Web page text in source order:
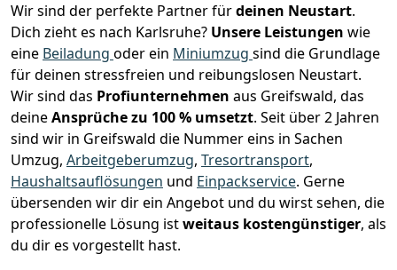
Wir sind der perfekte Partner fürdeinen Neustart.
Dich zieht es nach Karlsruhe? Unsere Leistungen wie
eine Beiladung oder ein Miniumzug sind die Grundlage
für deinen stressfreien und reibungslosen Neustart.
Wir sind das Profiunternehmen aus Greifswald, das
deineAnsprüche zu 100 % umsetzt. Seit über 2 Jahren
sind wir in Greifswald die Nummer eins in Sachen
Umzug, Arbeitgeberumzug, Tresortransport,
Haushaltsauflösungen und Einpackservice. Gerne
übersenden wir dir ein Angebot und du wirst sehen, die
professionelle Lösung istweitaus kostengünstiger, als
du dir es vorgestellt hast.